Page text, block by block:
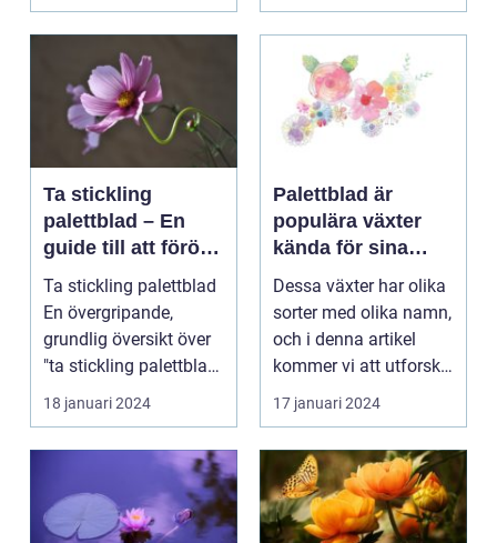
Ta stickling
palettblad – En
guide till att föröka
denna populära
växt
Ta stickling palettblad
En övergripande,
grundlig översikt över
"ta stickling palettblad"
...
18 januari 2024
Palettblad är
populära växter
kända för sina
färgglada blad och
dekorativa
utseende
Dessa växter har olika
sorter med olika namn,
och i denna artikel
kommer vi att utforska
olika palet...
17 januari 2024